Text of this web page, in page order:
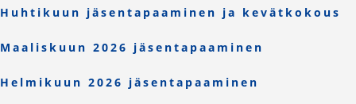
Huhtikuun jäsentapaaminen ja kevätkokous
Maaliskuun 2026 jäsentapaaminen
Helmikuun 2026 jäsentapaaminen